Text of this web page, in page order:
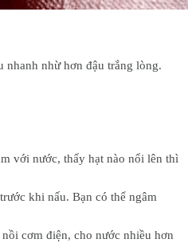
nhanh nhừ hơn đậu trắng lòng.
với nước, thấy hạt nào nổi lên thì
khi nấu. Bạn có thể ngâm
cơm điện, cho nước nhiều hơn